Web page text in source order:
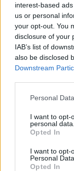
interest-based
us or personal
your opt-out. You
disclosure of your
IAB’s list of
also be disclosed
Downstream
Please note that
not limited to
grant or deny
use your data for
consent section.
Personal
I want to opt-
personal data.
Opted In
I want to opt-
Personal Data.
Opted In
TEMI:
Nocerina-Olbia
Olbia Calcio
Rosa Dell’olbia